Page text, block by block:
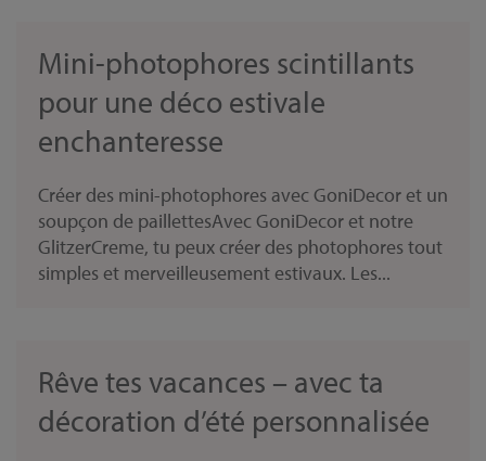
Mini-photophores scintillants
pour une déco estivale
enchanteresse
Créer des mini-photophores avec GoniDecor et un
soupçon de paillettesAvec GoniDecor et notre
GlitzerCreme, tu peux créer des photophores tout
simples et merveilleusement estivaux. Les...
Rêve tes vacances – avec ta
décoration d’été personnalisée